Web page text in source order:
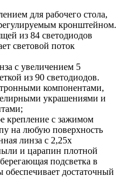
для рабочего стола,
кронштейном.
из 84 светодиодов
световой поток
с увеличением 5
из 90 светодиодов.
компонентами,
украшениями и
крепление с зажимом
на любую поверхность
линза с 2,25х
и царапин плотной
подсветка в
достаточный